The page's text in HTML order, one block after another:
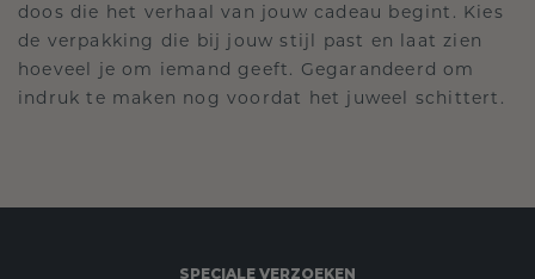
doos die het verhaal van jouw cadeau begint. Kies
de verpakking die bij jouw stijl past en laat zien
hoeveel je om iemand geeft. Gegarandeerd om
indruk te maken nog voordat het juweel schittert.
SPECIALE VERZOEKEN